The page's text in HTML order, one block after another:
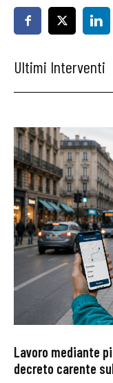
Ultimi Interventi
Lavoro mediante
decreto carente